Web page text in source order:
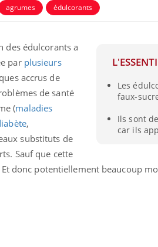
agrumes édulcorants
Les
faux-
Ils sont
car ils
des édulcorants a
par plusieurs
accrus de
de santé
(maladies
,
substituts de
Sauf que cette
donc potentiellement beaucoup
profile-t-
?
freiner la
cancer ?
Pourquoi